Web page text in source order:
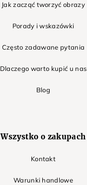
Jak zacząć tworzyć obrazy
Porady i wskazówki
Często zadawane pytania
Dlaczego warto kupić u nas
Blog
Wszystko o zakupach
Kontakt
Warunki handlowe